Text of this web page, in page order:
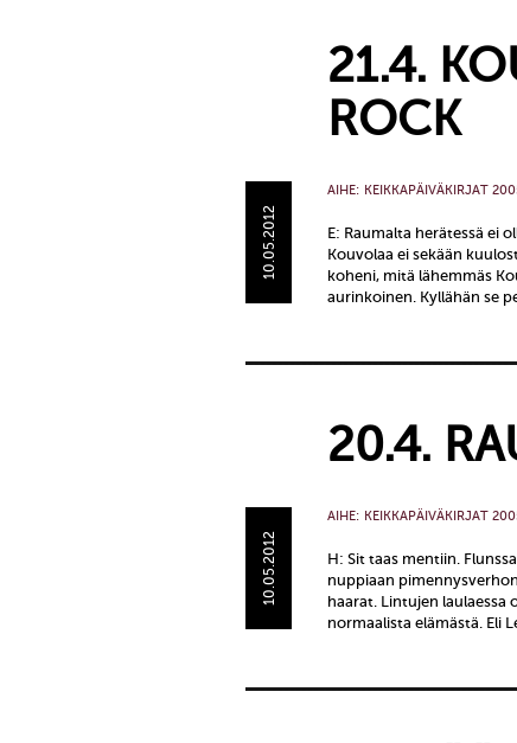
21.4.
ROCK
10.05.2012
AIHE: KEIKKAPÄIVÄKIRJAT
E: Raumalta herätessä ei
Kouvolaa ei sekään
koheni, mitä lähemmäs
aurinkoinen. Kyllähän se
20.4.
10.05.2012
AIHE: KEIKKAPÄIVÄKIRJAT
H: Sit taas mentiin.
nuppiaan
haarat. Lintujen laulaessa
normaalista elämästä. Eli